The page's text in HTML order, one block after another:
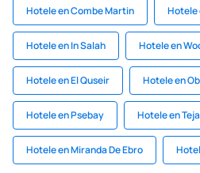
Hotele en Combe Martin Hotele
Hotele en In Salah Hotele en
Hotele en El Quseir Hotele en
Hotele en Psebay Hotele en
Hotele en Miranda De Ebro